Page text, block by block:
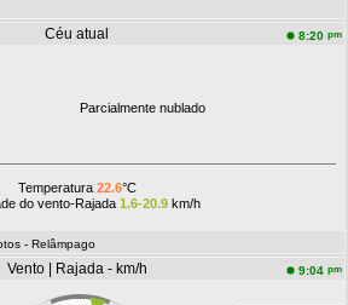
Céu atual 8:20 pm
Parcialmente nublado
Temperatura 22.6°C
do vento-Rajada 1.6-20.9 km/h
- Relâmpago
Vento | Rajada - km/h 9:04 pm